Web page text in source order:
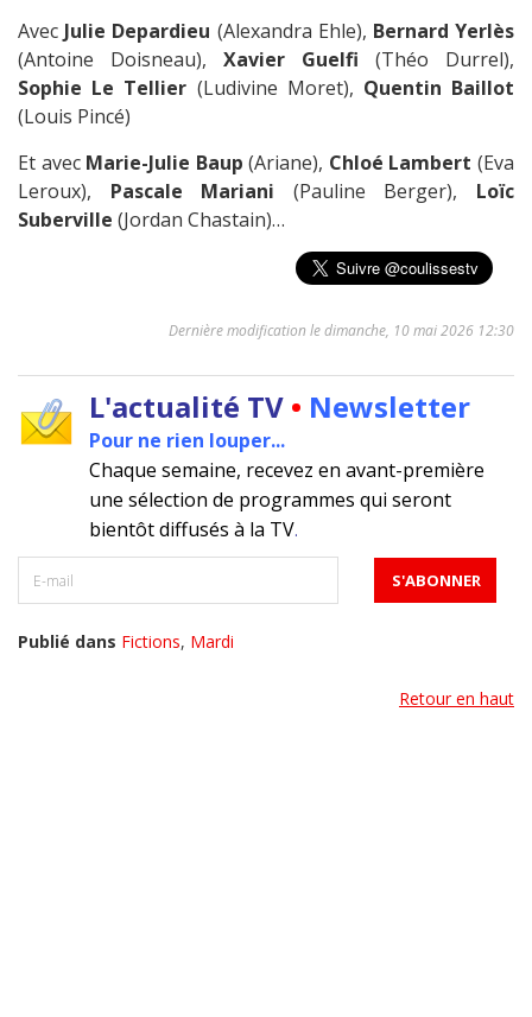
Avec Julie Depardieu (Alexandra Ehle), Bernard Yerlès
(Antoine Doisneau), Xavier Guelfi (Théo Durrel),
Sophie Le Tellier (Ludivine Moret), Quentin Baillot
(Louis Pincé)
Et avec Marie-Julie Baup (Ariane), Chloé Lambert (Eva
Leroux), Pascale Mariani (Pauline Berger), Loïc
Suberville (Jordan Chastain)…
Dernière modification le dimanche, 10 mai 2026 12:30
L'actualité TV • Newsletter
Pour ne rien louper...
Chaque semaine, recevez en avant-première
une sélection de programmes qui seront
bientôt diffusés à la TV.
Publié dans Fictions, Mardi
Retour en haut